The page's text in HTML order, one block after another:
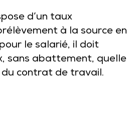
d’un taux
à la source en
le salarié, il doit
sans abattement, quelle
contrat de travail.